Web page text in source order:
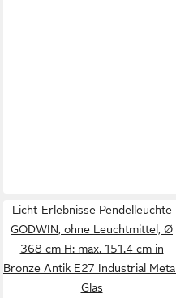
Licht-Erlebnisse Pendelleuchte
GODWIN, ohne Leuchtmittel, Ø
368 cm H: max. 151.4 cm in
Bronze Antik E27 Industrial Metall
Glas